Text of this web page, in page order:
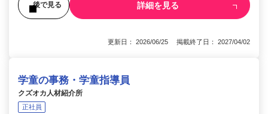
後で見る 詳細を見る
更新日： 2026/06/25 掲載終了日： 2027/04/02
学童の事務・学童指導員
クズオカ人材紹介所
正社員